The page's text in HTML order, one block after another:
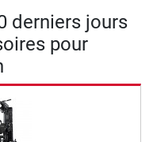
derniers jours
pour